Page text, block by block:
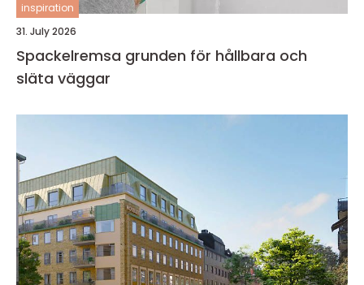
inspiration
31. July 2026
Spackelremsa grunden för hållbara och
släta väggar